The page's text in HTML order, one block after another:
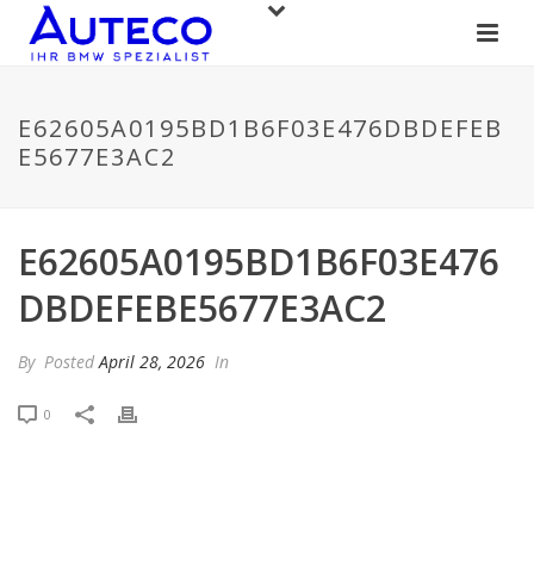
E62605A0195BD1B6F03E476DBDEFEB
E5677E3AC2
E62605A0195BD1B6F03E476
DBDEFEBE5677E3AC2
By PostedApril 28, 2026 In
0